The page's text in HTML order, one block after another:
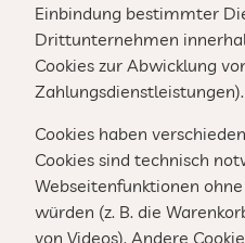
Einbindung bestimmter
Drittunternehmen
Cookies zur Abwicklung
Zahlungsdienstleistungen).
Cookies haben
Cookies sind technisch
Webseitenfunktionen
würden (z. B. die
von Videos). Andere